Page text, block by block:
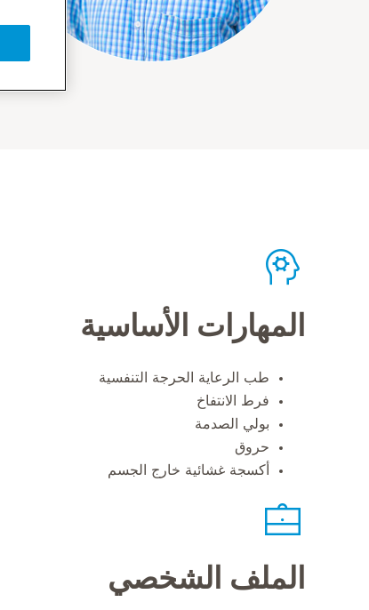
المهارات الأساسية
طب الرعاية الحرجة التنفسية
فرط الانتفاخ
بولي الصدمة
حروق
أكسجة غشائية خارج الجسم
الملف الشخصي